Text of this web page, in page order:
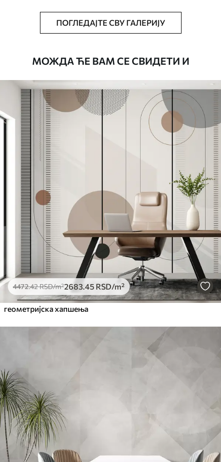
Тапета се може нежно очистити меким
сунђером. Позадине са завршном
водом.
Доступни материјали
Стандард
4472 .42 2683
Премиум
5525 .003315 /m²
Премиум
6333 .33 3800 .00RSD/m²
Peel and Stick
8166.674900.00RSD/m²
ПОГЛЕДАЈТЕ СВУ ГАЛЕРИЈУ
МОЖДА ЋЕ ВАМ СЕ СВИДЕТИ И
4472.42RSD/m²2683 .45 RSD/m²
геометријска хапшења